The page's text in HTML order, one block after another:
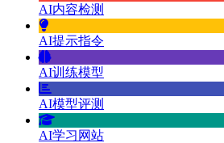
AI内容检测
AI提示指令
AI训练模型
AI模型评测
AI学习网站